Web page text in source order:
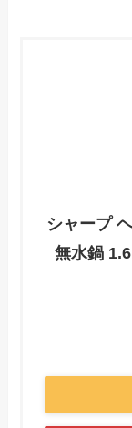
シャープ
無水鍋